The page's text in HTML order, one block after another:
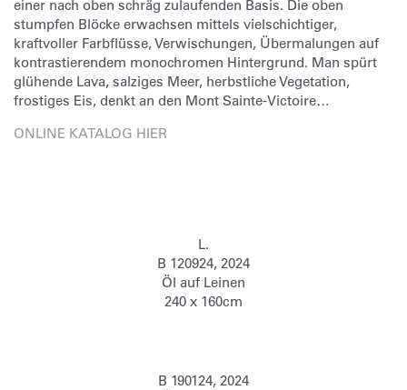
einer nach oben schräg zulaufenden Basis. Die oben
stumpfen Blöcke erwachsen mittels vielschichtiger,
kraftvoller Farbflüsse, Verwischungen, Übermalungen auf
kontrastierendem monochromen Hintergrund. Man spürt
glühende Lava, salziges Meer, herbstliche Vegetation,
frostiges Eis, denkt an den Mont Sainte-Victoire…
ONLINE KATALOG HIER
L.
B 120924, 2024
Öl auf Leinen
240 x 160cm
B 190124, 2024